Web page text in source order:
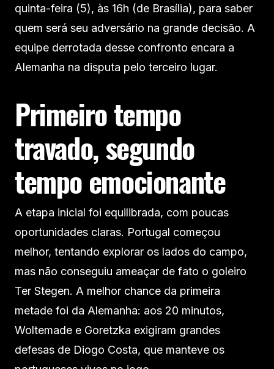
quinta-feira (5), às 16h (de Brasília), para saber
quem será seu adversário na grande decisão. A
equipe derrotada desse confronto encara a
Alemanha na disputa pelo terceiro lugar.
Primeiro tempo
travado, segundo
tempo emocionante
A etapa inicial foi equilibrada, com poucas
oportunidades claras. Portugal começou
melhor, tentando explorar os lados do campo,
mas não conseguiu ameaçar de fato o goleiro
Ter Stegen. A melhor chance da primeira
metade foi da Alemanha: aos 20 minutos,
Woltemade e Goretzka exigiram grandes
defesas de Diogo Costa, que manteve os